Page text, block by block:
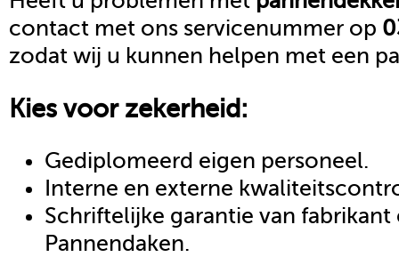
contact met ons servicenummer op
zodat wij u kunnen helpen met een
Kies voor zekerheid:
Gediplomeerd eigen personeel.
Interne en externe
Schriftelijke garantie van fabrikant
Pannendaken.